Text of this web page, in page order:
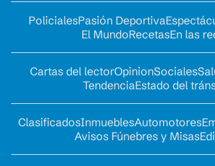
PolicialesPasión Deportiva
El MundoRecetasEn las
Cartas del lectorOpinionSociales
TendenciaEstado del
ClasificadosInmueblesAutomotores
Avisos Fúnebres y Misas